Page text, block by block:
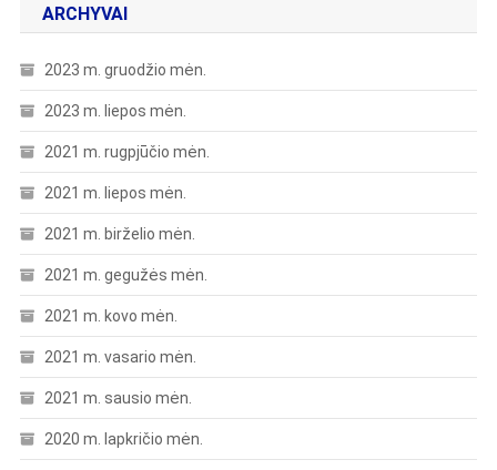
ARCHYVAI
2023 m. gruodžio mėn.
2023 m. liepos mėn.
2021 m. rugpjūčio mėn.
2021 m. liepos mėn.
2021 m. birželio mėn.
2021 m. gegužės mėn.
2021 m. kovo mėn.
2021 m. vasario mėn.
2021 m. sausio mėn.
2020 m. lapkričio mėn.